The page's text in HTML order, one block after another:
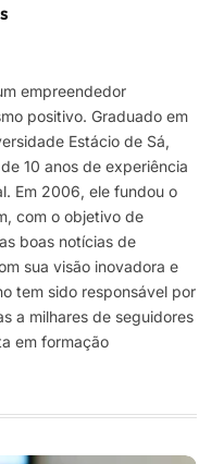
empreendedor
positivo. Graduado em
Estácio de Sá,
10 anos de experiência
Em 2006, ele fundou o
com o objetivo de
boas notícias de
sua visão inovadora e
tem sido responsável por
a milhares de seguidores
em formação